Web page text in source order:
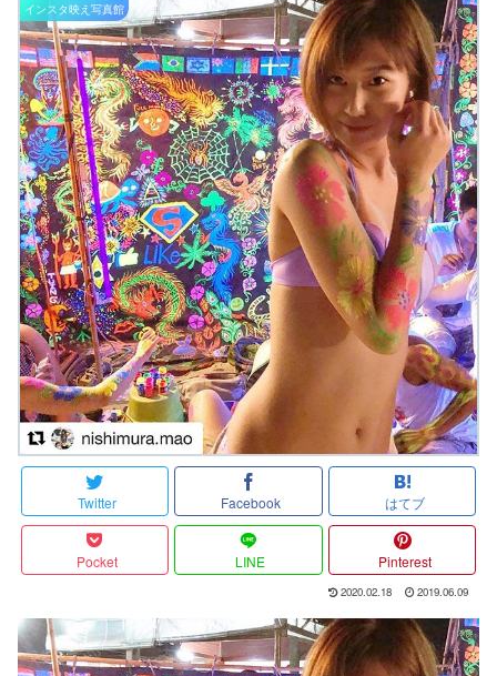
インスタ映え写真館
Twitter Facebook はてブ
Pocket LINE Pinterest
2020.02.18 2019.06.09